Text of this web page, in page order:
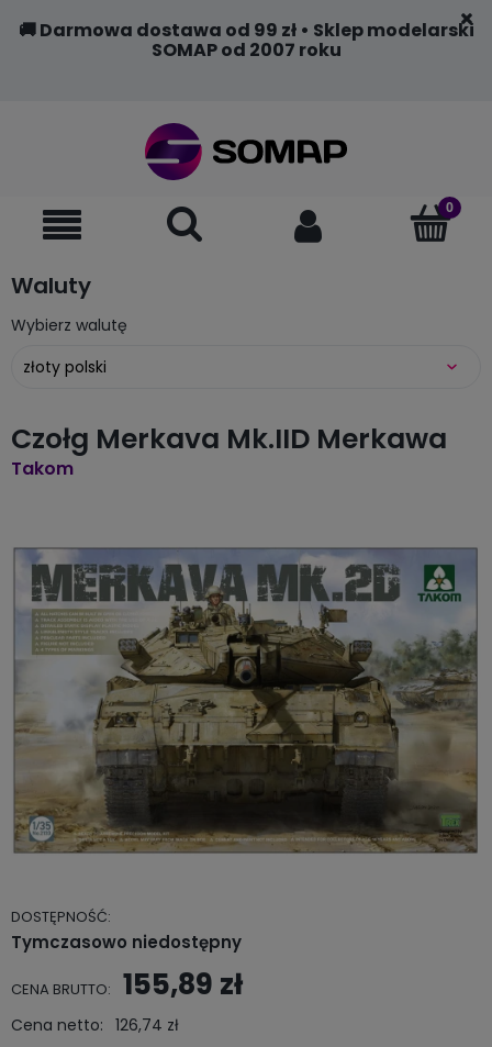
🚚 Darmowa dostawa od 99 zł • Sklep modelarski
SOMAP od 2007 roku
Waluty
Wybierz walutę
Czołg Merkava Mk.IID Merkawa
Takom
DOSTĘPNOŚĆ:
Tymczasowo niedostępny
CENA BRUTTO: 155,89 zł
Cena netto: 126,74 zł